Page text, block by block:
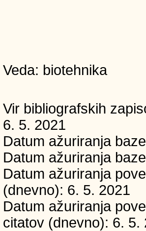
Veda: biotehnika
Vir bibliografskih
6. 5. 2021
Datum ažuriranja
Datum ažuriranja
Datum ažuriranja
(dnevno): 6. 5. 2021
Datum ažuriranja
citatov (dnevno): 6. 5.